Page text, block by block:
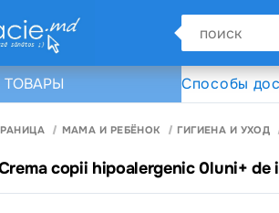
ТОВАРЫ Способы
МАМА И РЕБЁНОК ГИГИЕНА И УХОД
copii hipoalergenic 0luni+